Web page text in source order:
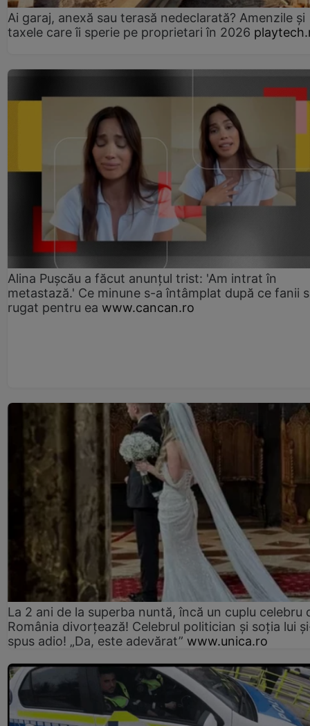
Ai garaj, anexă sau terasă nedeclarată? Amenzile și
taxele care îi sperie pe proprietari în 2026
Alina Pușcău a făcut anunțul trist: 'Am intrat în
metastază.' Ce minune s-a întâmplat după ce fanii
rugat pentru ea www.cancan.ro
La 2 ani de la superba nuntă, încă un cuplu celebru
România divorțează! Celebrul politician și soția lui
spus adio! „Da, este adevărat” www.unica.ro